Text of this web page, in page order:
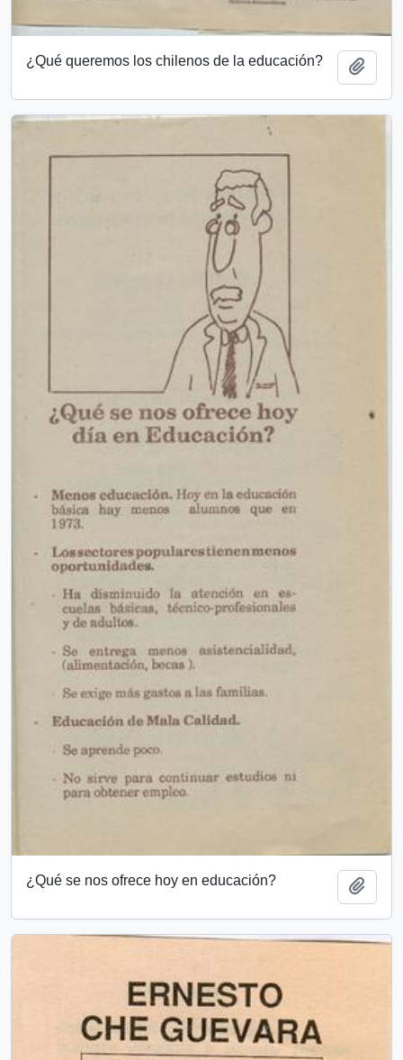
¿Qué queremos los chilenos de la educación?
¿Qué se nos ofrece hoy en educación?